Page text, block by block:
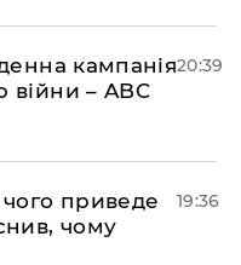
кампанія
війни – ABC
20:39
чого приведе
чому
19:36